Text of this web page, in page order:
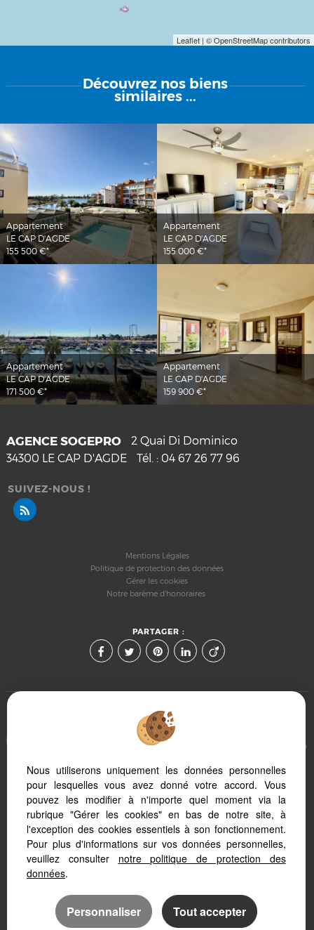
Leaflet | © OpenStreetMap contributors
Découvrez nos biens
similaires ...
Appartement
LE CAP D'AGDE
155 500 €*
Appartement
LE CAP D'AGDE
155 000 €*
Appartement
LE CAP D'AGDE
171 500 €*
Appartement
LE CAP D'AGDE
159 900 €*
AGENCE SOGEPRO
2 Quai Di Dominico
34300 LE CAP D'AGDE Tél. : 04 67 26 77 96
SUIVEZ-NOUS !
Mentions Légales
Politique de protection des données
Gérer les cookies
Notre barème d'honoraires
PARTAGER :
Afin de vous offrir un confort de lecture permanent, depuis
votre PC, votre tablette ou votre smartphone, notre site s'adapte
Logiciel immobilier
Site internet immobilier
Référencement site immobilier
Nous utiliserons uniquement les données personnelles
pour lesquelles vous avez donné votre accord. Vous
pouvez les modifier à n'importe quel moment via la
rubrique "Gérer les cookies" en bas de notre site, à
l'exception des cookies essentiels à son fonctionnement.
Pour plus d'informations sur vos données personnelles,
veuillez consulter notre politique de protection des
données.
Personnaliser Tout accepter